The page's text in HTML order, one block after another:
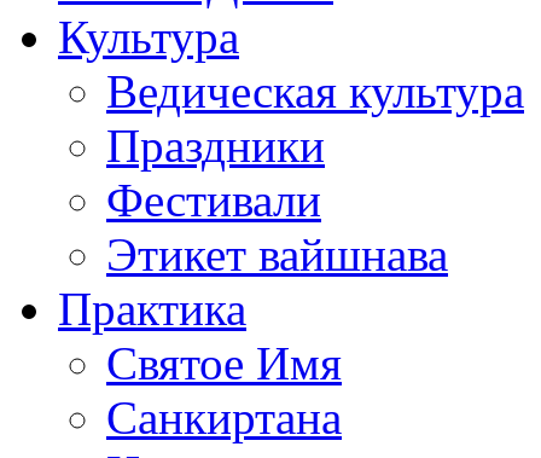
Культура
Ведическая культура
Праздники
Фестивали
Этикет вайшнава
Практика
Святое Имя
Санкиртана